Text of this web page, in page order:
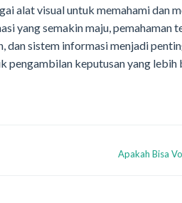
alat visual untuk memahami dan
yang semakin maju, pemahaman
dan sistem informasi menjadi
pengambilan keputusan yang lebih
Apakah Bisa